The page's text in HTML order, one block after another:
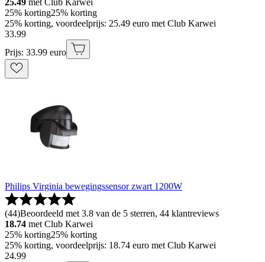
25.49 met Club Karwei
25% korting25% korting
25% korting, voordeelprijs: 25.49 euro met Club Karwei
33.99
Prijs: 33.99 euro
Philips Virginia bewegingssensor zwart 1200W
(44)Beoordeeld met 3.8 van de 5 sterren, 44 klantreviews
18.74 met Club Karwei
25% korting25% korting
25% korting, voordeelprijs: 18.74 euro met Club Karwei
24.99